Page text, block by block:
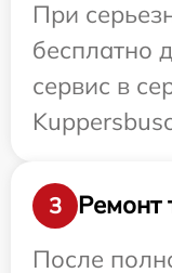
При
бесплатно
сервис в
3
Ремонт
После